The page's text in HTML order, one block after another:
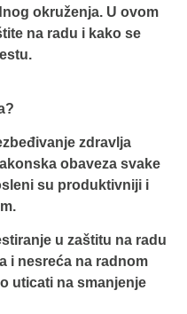
okruženja. U ovom
na radu i kako se
zdravlja
obaveza svake
su produktivniji i
u zaštitu na radu
i nesreća na radnom
uticati na smanjenje